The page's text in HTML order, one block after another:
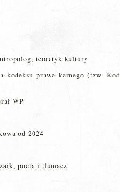
teoretyk kultury
kodeksu prawa karnego (tzw.
WP
od 2024
poeta i tlumacz